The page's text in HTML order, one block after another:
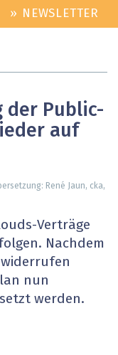
» NEWSLETTER
der Public-
auf
René Jaun, cka,
Verträge
Nachdem
widerrufen
nun
werden.